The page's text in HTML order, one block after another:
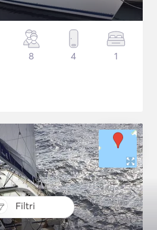
Filtri
8 4 1